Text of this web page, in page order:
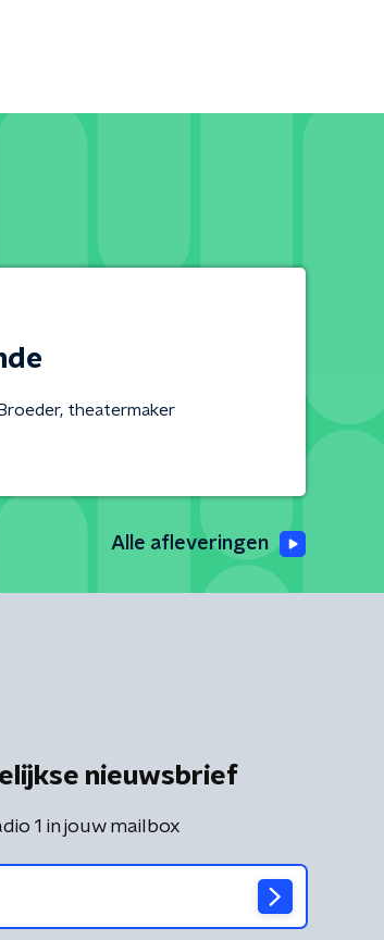
theatermaker
Alle afleveringen
nieuwsbrief
1 in jouw mailbox